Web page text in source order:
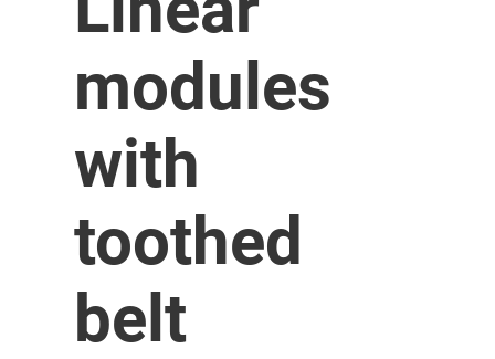
modules
with
toothed
belt